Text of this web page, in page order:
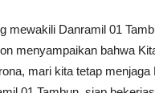
mewakili Danramil 01
menyampaikan bahwa
mari kita tetap menjaga